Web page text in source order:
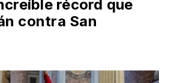
récord que
contra San